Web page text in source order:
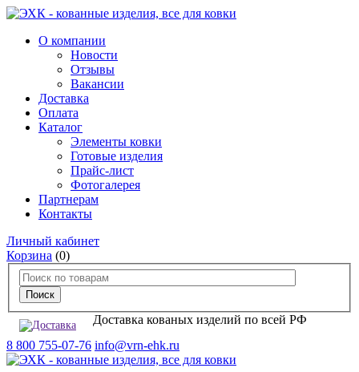
О компании
Новости
Отзывы
Вакансии
Доставка
Оплата
Каталог
Элементы ковки
Готовые изделия
Прайс-лист
Фотогалерея
Партнерам
Контакты
Личный кабинет
Корзина (0)
Доставка кованых изделий по всей РФ
8 800 755-07-76 info@vrn-ehk.ru